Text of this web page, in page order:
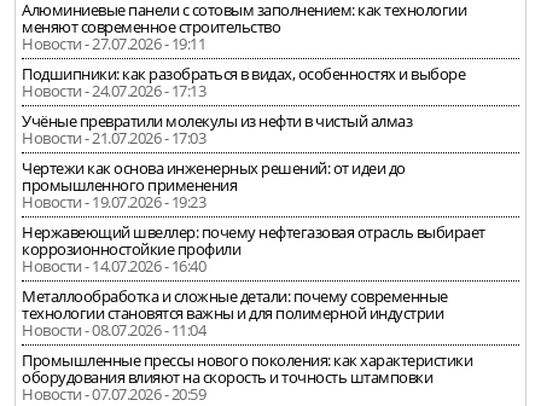
Алюминиевые панели с сотовым заполнением: как технологии
меняют современное строительство
Новости - 27.07.2026 - 19:11
Подшипники: как разобраться в видах, особенностях и выборе
Новости - 24.07.2026 - 17:13
Учёные превратили молекулы из нефти в чистый алмаз
Новости - 21.07.2026 - 17:03
Чертежи как основа инженерных решений: от идеи до
промышленного применения
Новости - 19.07.2026 - 19:23
Нержавеющий швеллер: почему нефтегазовая отрасль выбирает
коррозионностойкие профили
Новости - 14.07.2026 - 16:40
Металлообработка и сложные детали: почему современные
технологии становятся важны и для полимерной индустрии
Новости - 08.07.2026 - 11:04
Промышленные прессы нового поколения: как характеристики
оборудования влияют на скорость и точность штамповки
Новости - 07.07.2026 - 20:59